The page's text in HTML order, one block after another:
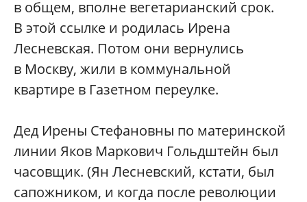
в общем, вполне вегетарианский срок.
В этой ссылке и родилась Ирена
Лесневская. Потом они вернулись
в Москву, жили в коммунальной
квартире в Газетном переулке.
Дед Ирены Стефановны по материнской
линии Яков Маркович Гольдштейн был
часовщик. (Ян Лесневский, кстати, был
сапожником, и когда после революции